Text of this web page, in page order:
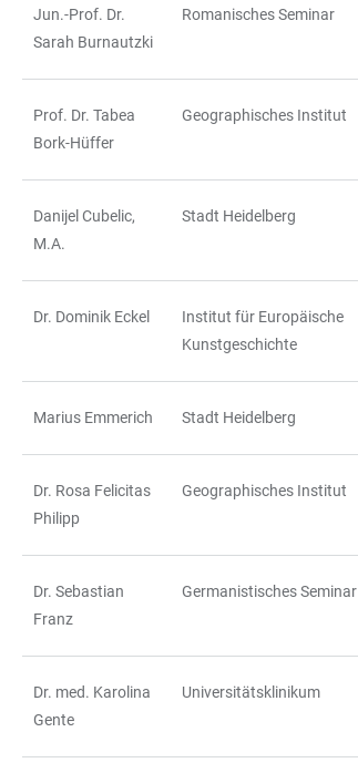
Jun.-Prof. Dr.
Sarah Burnautzki
Romanisches Seminar
Prof. Dr. Tabea
Bork-Hüffer
Geographisches Institut
Danijel Cubelic,
M.A.
Stadt Heidelberg
Dr. Dominik Eckel
Institut für Europäische
Kunstgeschichte
Marius Emmerich Stadt Heidelberg
Dr. Rosa Felicitas
Philipp
Geographisches Institut
Dr. Sebastian
Franz
Germanistisches Seminar
Dr. med. Karolina
Gente
Universitätsklinikum